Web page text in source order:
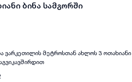
ბინა სამგორში
ვარკეთილის მეტროსთან ახლოს 3